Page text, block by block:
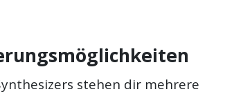
stehen dir mehrere